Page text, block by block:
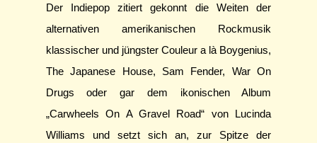
Der Indiepop zitiert gekonnt die Weiten der
alternativen amerikanischen Rockmusik
klassischer und jüngster Couleur a là Boygenius,
The Japanese House, Sam Fender, War On
Drugs oder gar dem ikonischen Album
„Carwheels On A Gravel Road“ von Lucinda
Williams und setzt sich an, zur Spitze der